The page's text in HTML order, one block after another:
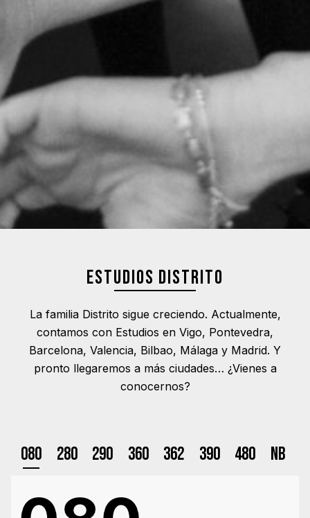
ESTUDIOS DISTRITO
La familia Distrito sigue creciendo. Actualmente,
contamos con Estudios en Vigo, Pontevedra,
Barcelona, Valencia, Bilbao, Málaga y Madrid. Y
pronto llegaremos a más ciudades… ¿Vienes a
conocernos?
080 280 290 360 362 390 480 NB